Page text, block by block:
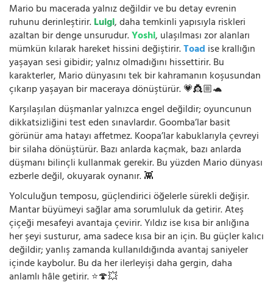
Mario bu macerada yalnız değildir ve bu detay evrenin
ruhunu derinleştirir.Luigi, daha temkinli yapısıyla riskleri
azaltan bir denge unsurudur.Yoshi, ulaşılması zor alanları
mümkün kılarak hareket hissini değiştirir.Toad ise krallığın
yaşayan sesi gibidir; yalnız olmadığını hissettirir. Bu
karakterler, Mario dünyasını tek bir kahramanın koşusundan
çıkarıp yaşayan bir maceraya dönüştürür. 💗👸🏼🐢
Karşılaşılan düşmanlar yalnızca engel değildir; oyuncunun
dikkatsizliğini test eden sınavlardır. Goomba’lar basit
görünür ama hatayı affetmez. Koopa’lar kabuklarıyla çevreyi
bir silaha dönüştürür. Bazı anlarda kaçmak, bazı anlarda
düşmanı bilinçli kullanmak gerekir. Bu yüzden Mario dünyası
ezberle değil, okuyarak oynanır. 👾
Yolculuğun temposu, güçlendirici öğelerle sürekli değişir.
Mantar büyümeyi sağlar ama sorumluluk da getirir. Ateş
çiçeği mesafeyi avantaja çevirir. Yıldız ise kısa bir anlığına
her şeyi susturur, ama sadece kısa bir an için. Bu güçler kalıcı
değildir; yanlış zamanda kullanıldığında avantaj saniyeler
içinde kaybolur. Bu da her ilerleyişi daha gergin, daha
anlamlı hâle getirir. ⭐🍄💥